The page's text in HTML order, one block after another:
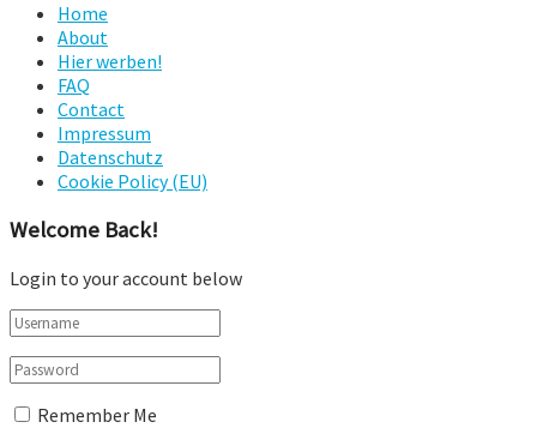
Home
About
Hier werben!
FAQ
Contact
Impressum
Datenschutz
Cookie Policy (EU)
Welcome Back!
Login to your account below
Remember Me